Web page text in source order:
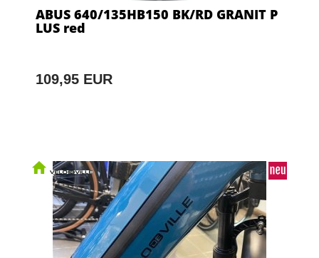
ABUS 640/135HB150 BK/RD GRANIT P
LUS red
109,95 EUR